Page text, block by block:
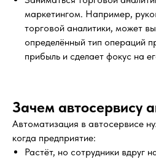
маркетингом. Например,
торговой аналитики, может
определённый тип операций
прибыль и сделает фокус на
Зачем автосервису
Автоматизация в автосервисе
когда предприятие:
Растёт, но сотрудники вдруг